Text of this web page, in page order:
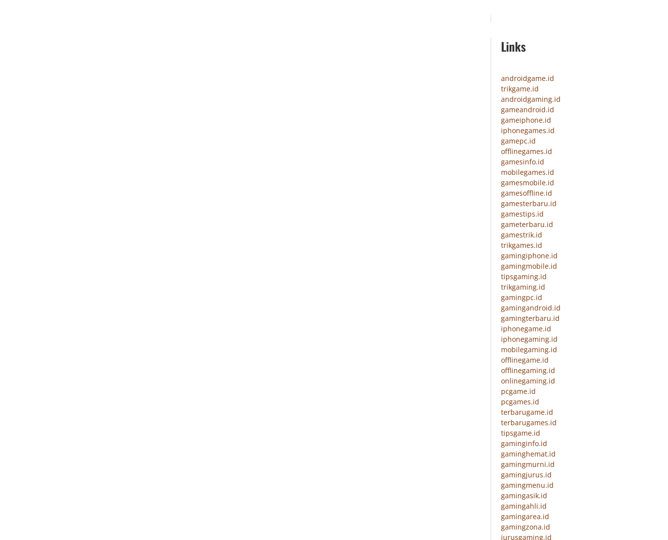
Links
androidgame.id
trikgame.id
androidgaming.id
gameandroid.id
gameiphone.id
iphonegames.id
gamepc.id
offlinegames.id
gamesinfo.id
mobilegames.id
gamesmobile.id
gamesoffline.id
gamesterbaru.id
gamestips.id
gameterbaru.id
gamestrik.id
trikgames.id
gamingiphone.id
gamingmobile.id
tipsgaming.id
trikgaming.id
gamingpc.id
gamingandroid.id
gamingterbaru.id
iphonegame.id
iphonegaming.id
mobilegaming.id
offlinegame.id
offlinegaming.id
onlinegaming.id
pcgame.id
pcgames.id
terbarugame.id
terbarugames.id
tipsgame.id
gaminginfo.id
gaminghemat.id
gamingmurni.id
gamingjurus.id
gamingmenu.id
gamingasik.id
gamingahli.id
gamingarea.id
gamingzona.id
jurusgaming.id